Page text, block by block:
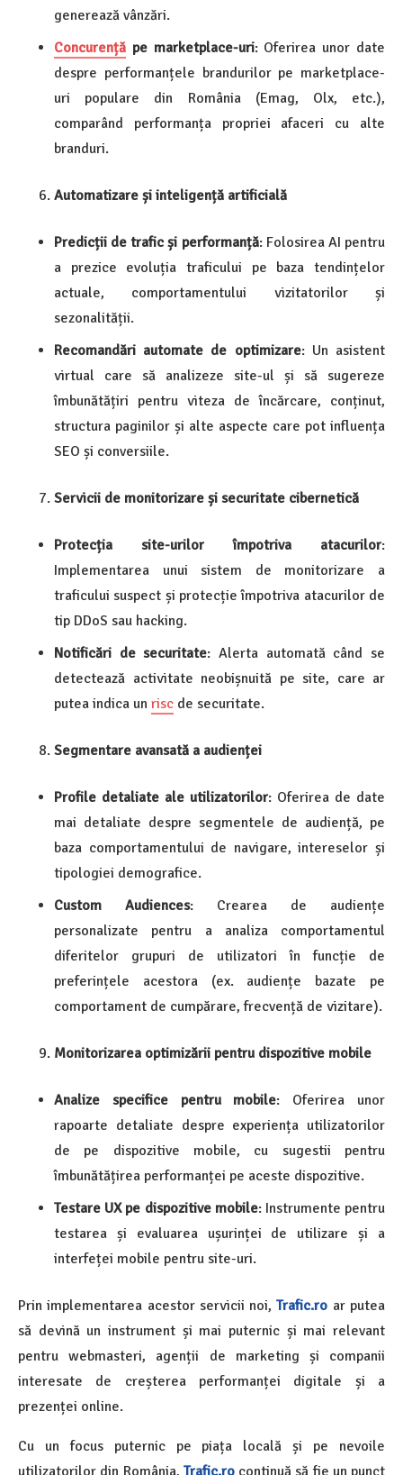
generează vânzări.
Concurență pe marketplace-uri: Oferirea unor date
despre performanțele brandurilor pe marketplace-
uri populare din România (Emag, Olx, etc.),
comparând performanța propriei afaceri cu alte
branduri.
Automatizare și inteligență artificială
Predicții de trafic și performanță: Folosirea AI pentru
a prezice evoluția traficului pe baza tendințelor
actuale, comportamentului vizitatorilor și
sezonalității.
Recomandări automate de optimizare: Un asistent
virtual care să analizeze site-ul și să sugereze
îmbunătățiri pentru viteza de încărcare, conținut,
structura paginilor și alte aspecte care pot influența
SEO și conversiile.
Servicii de monitorizare și securitate cibernetică
Protecția site-urilor împotriva atacurilor:
Implementarea unui sistem de monitorizare a
traficului suspect și protecție împotriva atacurilor de
tip DDoS sau hacking.
Notificări de securitate: Alerta automată când se
detectează activitate neobișnuită pe site, care ar
putea indica un risc de securitate.
Segmentare avansată a audienței
Profile detaliate ale utilizatorilor: Oferirea de date
mai detaliate despre segmentele de audiență, pe
baza comportamentului de navigare, intereselor și
tipologiei demografice.
Custom Audiences: Crearea de audiențe
personalizate pentru a analiza comportamentul
diferitelor grupuri de utilizatori în funcție de
preferințele acestora (ex. audiențe bazate pe
comportament de cumpărare, frecvență de vizitare).
Monitorizarea optimizării pentru dispozitive mobile
Analize specifice pentru mobile: Oferirea unor
rapoarte detaliate despre experiența utilizatorilor
de pe dispozitive mobile, cu sugestii pentru
îmbunătățirea performanței pe aceste dispozitive.
Testare UX pe dispozitive mobile: Instrumente pentru
testarea și evaluarea ușurinței de utilizare și a
interfeței mobile pentru site-uri.
Prin implementarea acestor servicii noi,Trafic.ro ar putea
să devină un instrument și mai puternic și mai relevant
pentru webmasteri, agenții de marketing și companii
interesate de creșterea performanței digitale și a
prezenței online.
Cu un focus puternic pe piața locală și pe nevoile
utilizatorilor din România, Trafic.rocontinuă să fie un punct